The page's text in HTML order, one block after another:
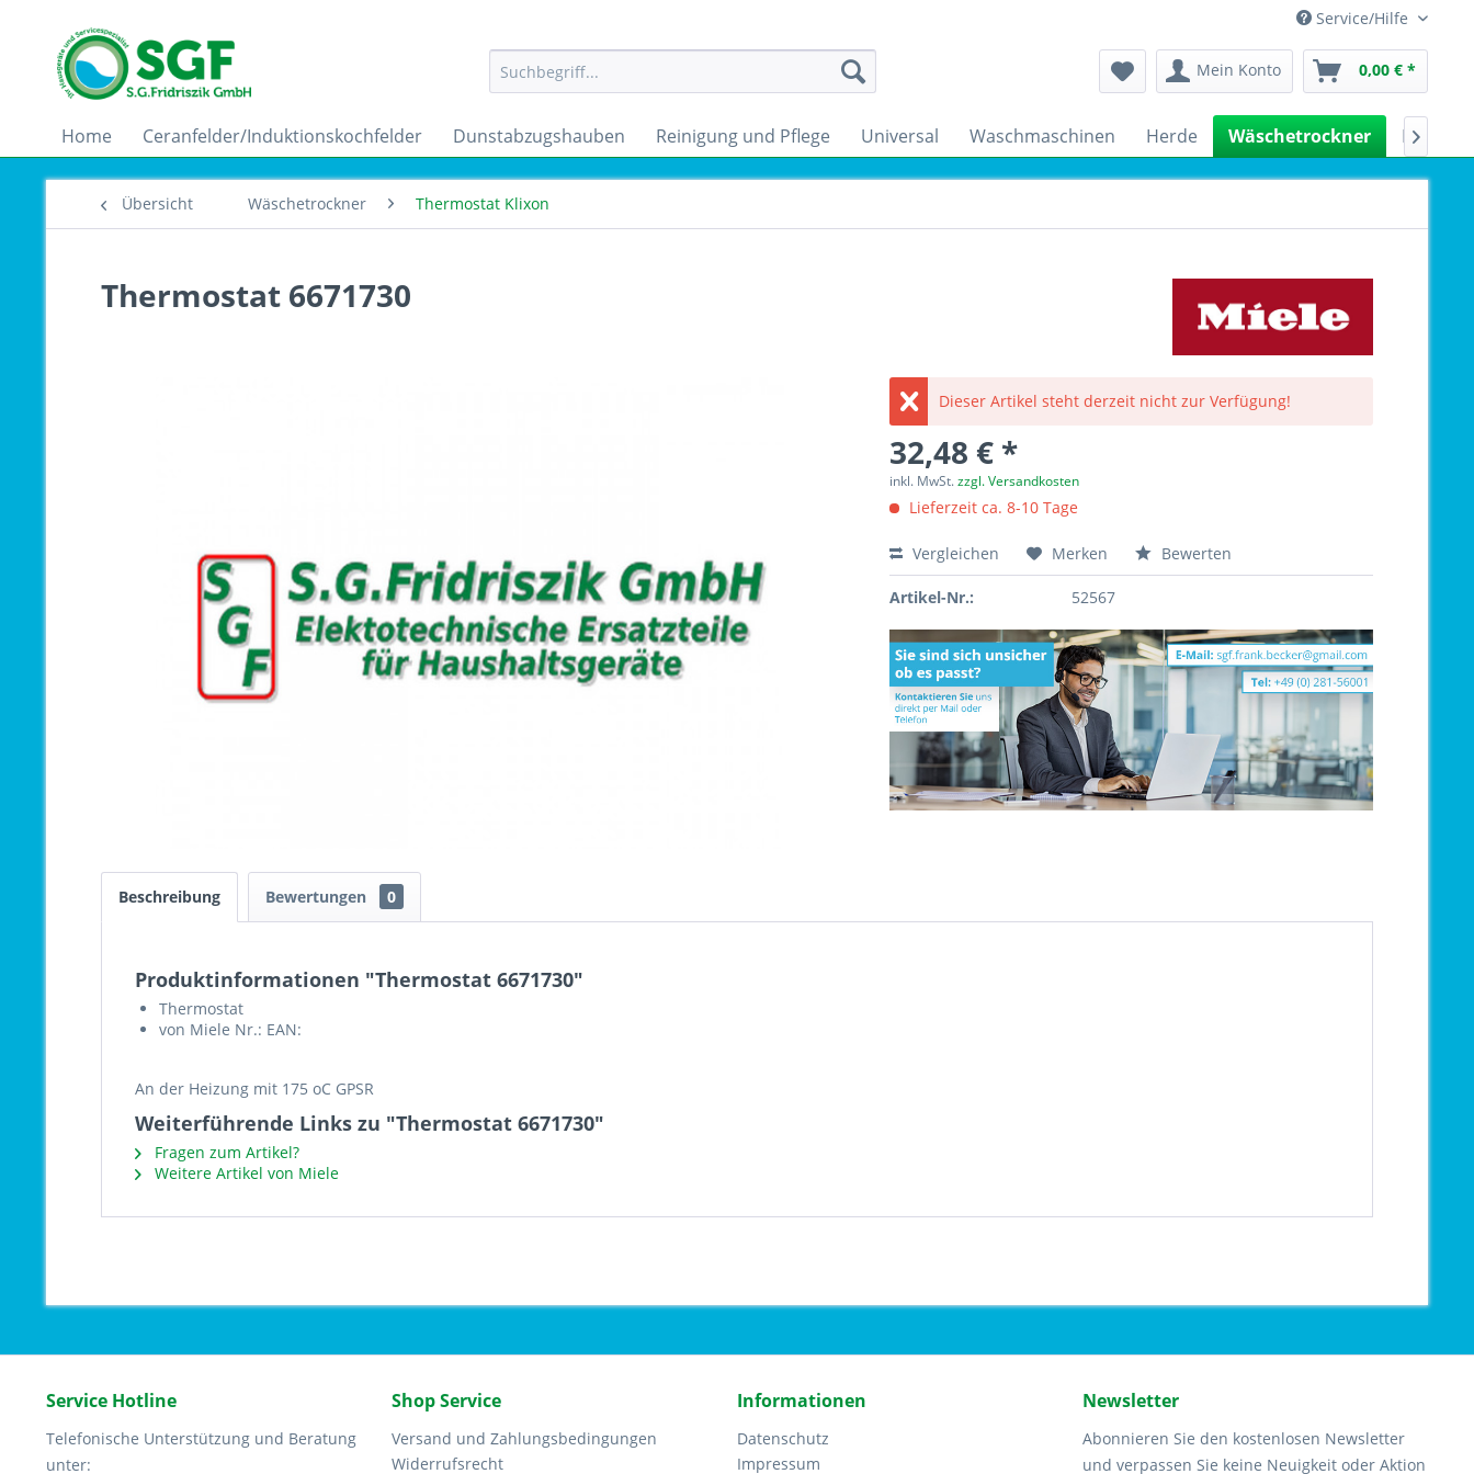
Service/Hilfe
Mein Konto 0,00 € *
Home Ceranfelder/Induktionskochfelder Dunstabzugshauben Reinigung und Pflege Universal Waschmaschinen Herde Wäschetrockner 
Übersicht Wäschetrockner Thermostat Klixon
Thermostat 6671730
Dieser Artikel steht derzeit nicht zur Verfügung!
32,48 € *
inkl. MwSt.zzgl. Versandkosten
Lieferzeit ca. 8-10 Tage
Vergleichen Merken Bewerten
Artikel-Nr.: 52567
Beschreibung Bewertungen 0
Produktinformationen "Thermostat 6671730"
Thermostat
von Miele Nr.: EAN:
An der Heizung mit 175 oC GPSR
Weiterführende Links zu "Thermostat 6671730"
Fragen zum Artikel?
Weitere Artikel von Miele
Service Hotline
Telefonische Unterstützung und Beratung
unter:
Shop Service
Versand und Zahlungsbedingungen
Widerrufsrecht
Informationen
Datenschutz
Impressum
Newsletter
Abonnieren Sie den kostenlosen Newsletter
und verpassen Sie keine Neuigkeit oder Aktion